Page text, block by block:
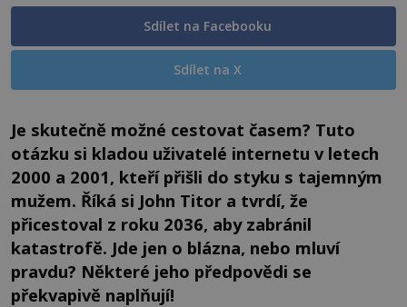
Sdílet na Facebooku
Sdílet na X
Je skutečně možné cestovat časem? Tuto
otázku si kladou uživatelé internetu v letech
2000 a 2001, kteří přišli do styku s tajemným
mužem. Říká si John Titor a tvrdí, že
přicestoval z roku 2036, aby zabránil
katastrofě. Jde jen o blázna, nebo mluví
pravdu? Některé jeho předpovědi se
překvapivě naplňují!